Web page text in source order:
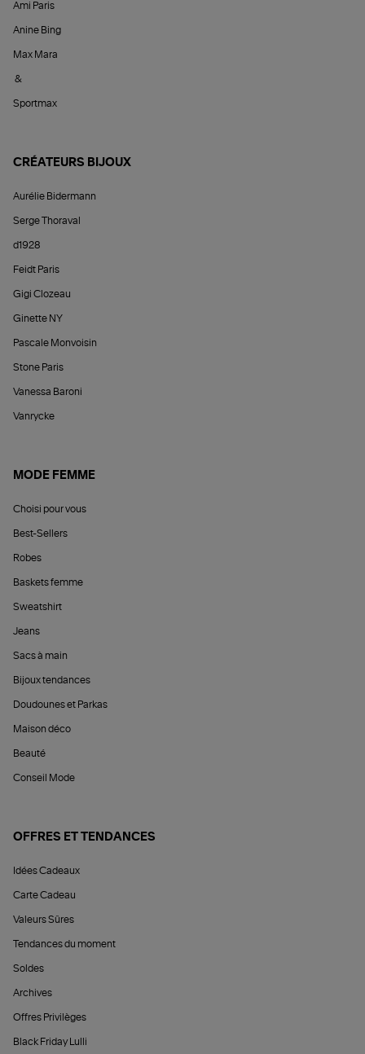
Ami Paris
Anine Bing
Max Mara
&
Sportmax
CRÉATEURS BIJOUX
Aurélie Bidermann
Serge Thoraval
d1928
Feidt Paris
Gigi Clozeau
Ginette NY
Pascale Monvoisin
Stone Paris
Vanessa Baroni
Vanrycke
MODE FEMME
Choisi pour vous
Best-Sellers
Robes
Baskets femme
Sweatshirt
Jeans
Sacs à main
Bijoux tendances
Doudounes et Parkas
Maison déco
Beauté
Conseil Mode
OFFRES ET TENDANCES
Idées Cadeaux
Carte Cadeau
Valeurs Sûres
Tendances du moment
Soldes
Archives
Offres Privilèges
Black Friday Lulli